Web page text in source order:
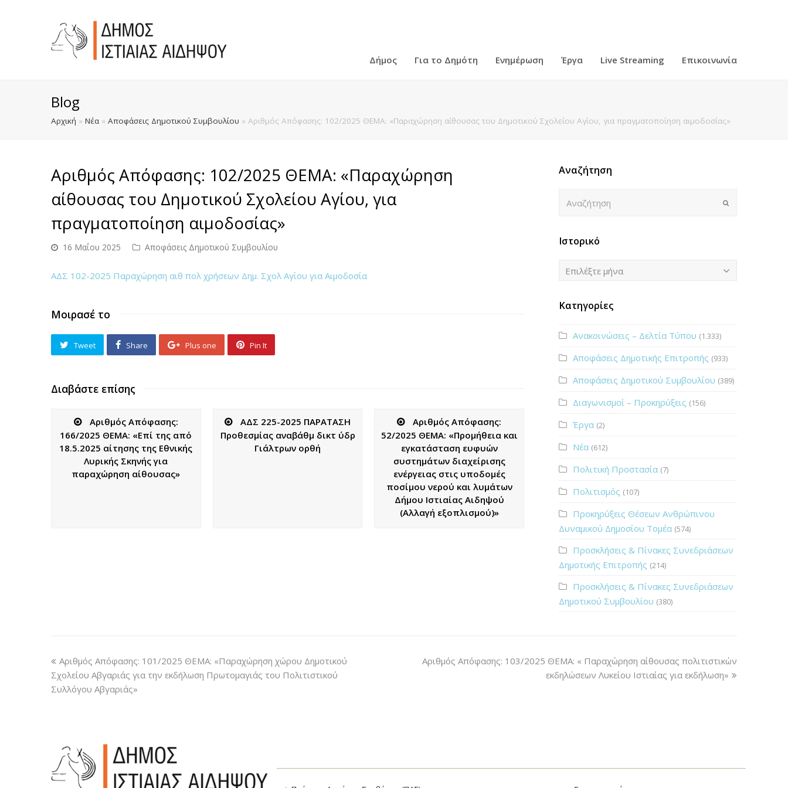
Δήμος Για το Δημότη Ενημέρωση Έργα Live Streaming Επικοινωνία
Blog
Αρχική » Νέα » Αποφάσεις Δημοτικού Συμβουλίου » Αριθμός Απόφασης: 102/2025 ΘΕΜΑ: «Παραχώρηση αίθουσας του Δημοτικού Σχολείου Αγίου, για πραγματοποίηση αιμοδοσίας»
Αριθμός Απόφασης: 102/2025 ΘΕΜΑ: «Παραχώρηση
αίθουσας του Δημοτικού Σχολείου Αγίου, για
πραγματοποίηση αιμοδοσίας»
16 Μαΐου 2025 Αποφάσεις Δημοτικού Συμβουλίου
ΑΔΣ 102-2025 Παραχώρηση αιθ πολ χρήσεων Δημ. Σχολ Αγίου για Αιμοδοσία
Μοιρασέ το
Tweet Share Plus one Pin It
Διαβάστε επίσης
Αριθμός Απόφασης:
166/2025 ΘΕΜΑ: «Επί της από
18.5.2025 αίτησης της Εθνικής
Λυρικής Σκηνής για
παραχώρηση αίθουσας»
ΑΔΣ 225-2025 ΠΑΡΑΤΑΣΗ
Προθεσμίας αναβάθμ δικτ ύδρ
Γιάλτρων ορθή
Αριθμός Απόφασης:
52/2025 ΘΕΜΑ: «Προμήθεια και
εγκατάσταση ευφυών
συστημάτων διαχείρισης
ενέργειας στις υποδομές
ποσίμου νερού και λυμάτων
Δήμου Ιστιαίας Αιδηψού
(Αλλαγή εξοπλισμού)»
Αναζήτηση
Ιστορικό
Ιστορικό
Επιλέξτε μήνα
Κατηγορίες
Ανακοινώσεις – Δελτία Τύπου (1.333)
Αποφάσεις Δημοτικής Επιτροπής (933)
Αποφάσεις Δημοτικού Συμβουλίου (389)
Διαγωνισμοί – Προκηρύξεις (156)
Έργα (2)
Νέα (612)
Πολιτική Προστασία (7)
Πολιτισμός (107)
Προκηρύξεις Θέσεων Ανθρώπινου
Δυναμικού Δημοσίου Τομέα (574)
Προσκλήσεις & Πίνακες Συνεδριάσεων
Δημοτικής Επιτροπής (214)
Προσκλήσεις & Πίνακες Συνεδριάσεων
Δημοτικού Συμβουλίου (380)
Αριθμός Απόφασης: 101/2025 ΘΕΜΑ: «Παραχώρηση χώρου Δημοτικού
Σχολείου Αβγαριάς για την εκδήλωση Πρωτομαγιάς του Πολιτιστικού
Συλλόγου Αβγαριάς»
Αριθμός Απόφασης: 103/2025 ΘΕΜΑ: « Παραχώρηση αίθουσας πολιτιστικών
εκδηλώσεων Λυκείου Ιστιαίας για εκδήλωση»